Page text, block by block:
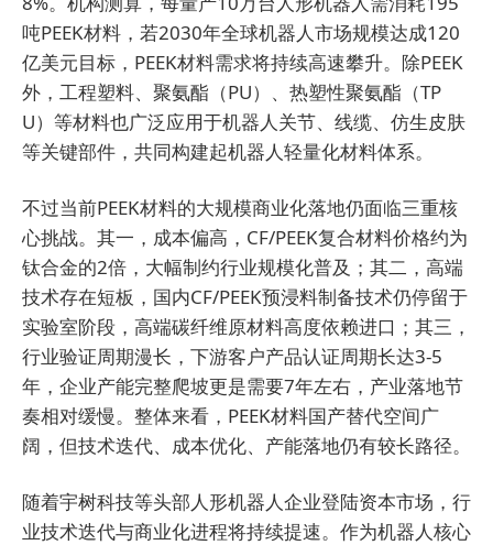
吨PEEK材料，若2030年全球机器人市场规模达成120
亿美元目标，PEEK材料需求将持续高速攀升。除PEEK
外，工程塑料、聚氨酯（PU）、热塑性聚氨酯（TP
U）等材料也广泛应用于机器人关节、线缆、仿生皮肤
等关键部件，共同构建起机器人轻量化材料体系。
不过当前PEEK材料的大规模商业化落地仍面临三重核
心挑战。其一，成本偏高，CF/PEEK复合材料价格约为
钛合金的2倍，大幅制约行业规模化普及；其二，高端
技术存在短板，国内CF/PEEK预浸料制备技术仍停留于
实验室阶段，高端碳纤维原材料高度依赖进口；其三，
行业验证周期漫长，下游客户产品认证周期长达3-5
年，企业产能完整爬坡更是需要7年左右，产业落地节
奏相对缓慢。整体来看，PEEK材料国产替代空间广
阔，但技术迭代、成本优化、产能落地仍有较长路径。
随着宇树科技等头部人形机器人企业登陆资本市场，行
业技术迭代与商业化进程将持续提速。作为机器人核心